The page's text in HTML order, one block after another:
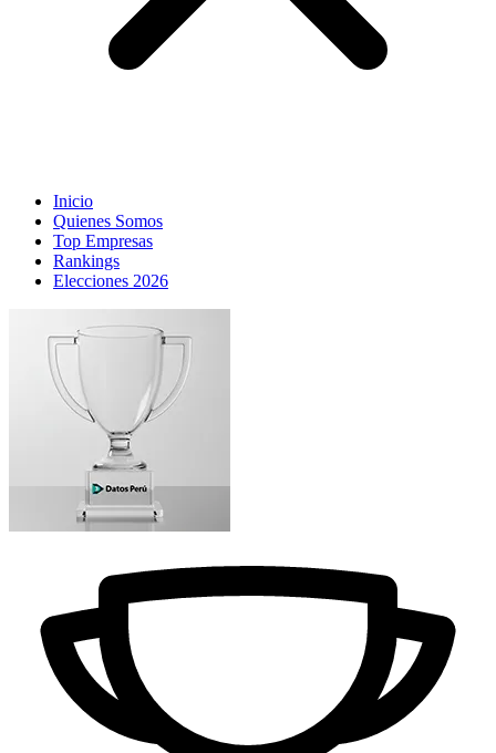
Inicio
Quienes Somos
Top Empresas
Rankings
Elecciones 2026